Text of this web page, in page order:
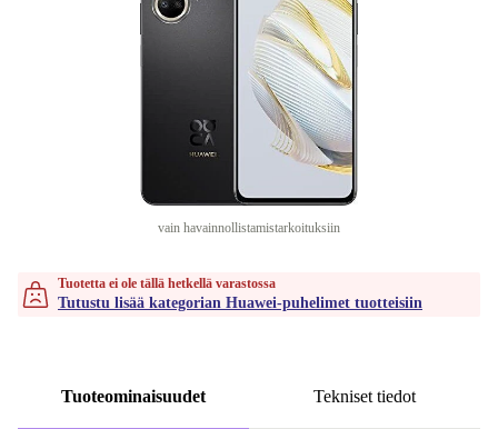
vain havainnollistamistarkoituksiin
Tuotetta ei ole tällä hetkellä varastossa
Tutustu lisää kategorian Huawei-puhelimet tuotteisiin
Tuoteominaisuudet Tekniset tiedot